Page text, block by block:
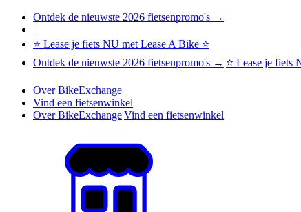
Ontdek de nieuwste 2026 fietsenpromo's →
|
⭐ Lease je fiets NU met Lease A Bike ⭐
Ontdek de nieuwste 2026 fietsenpromo's → |⭐ Lease je fiets
Over BikeExchange
Vind een fietsenwinkel
Over BikeExchange|Vind een fietsenwinkel